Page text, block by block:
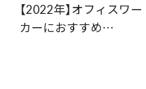
【2022年】オフィスワー
カーにおすすめ…